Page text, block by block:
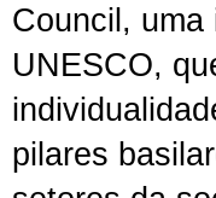
Council,
UNESCO,
pilares